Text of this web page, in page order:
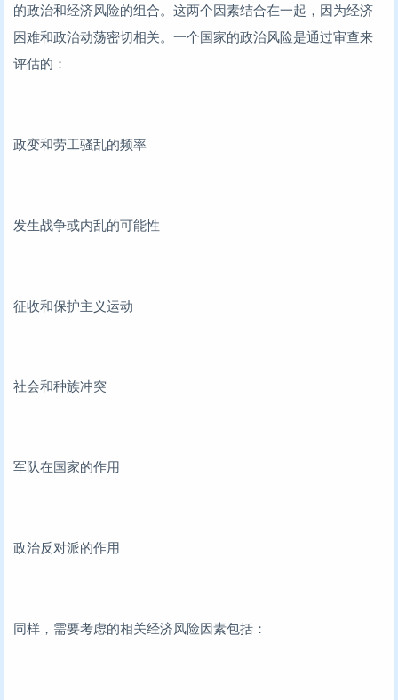
的政治和经济风险的组合。这两个因素结合在一起，因为经济
困难和政治动荡密切相关。一个国家的政治风险是通过审查来
评估的：
政变和劳工骚乱的频率
发生战争或内乱的可能性
征收和保护主义运动
社会和种族冲突
军队在国家的作用
政治反对派的作用
同样，需要考虑的相关经济风险因素包括：